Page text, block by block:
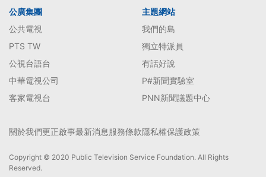
公廣集團
公共電視
PTS TW
公視台語台
中華電視公司
客家電視台
主題網站
我們的島
獨立特派員
有話好說
P#新聞實驗室
PNN新聞議題中心
關於我們更正啟事最新消息服務條款隱私權保護政策
Copyright © 2020 Public Television Service Foundation. All Rights
Reserved.